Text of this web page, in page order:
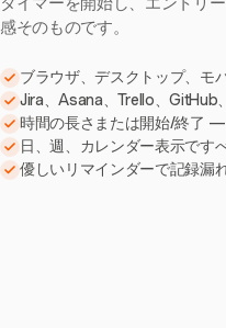
感そのものです。
ブラウザ、デスクトップ、モ
Jira、Asana、Trello、GitHub
時間の長さまたは開始/終了
日、週、カレンダー表示です
優しいリマインダーで記録漏